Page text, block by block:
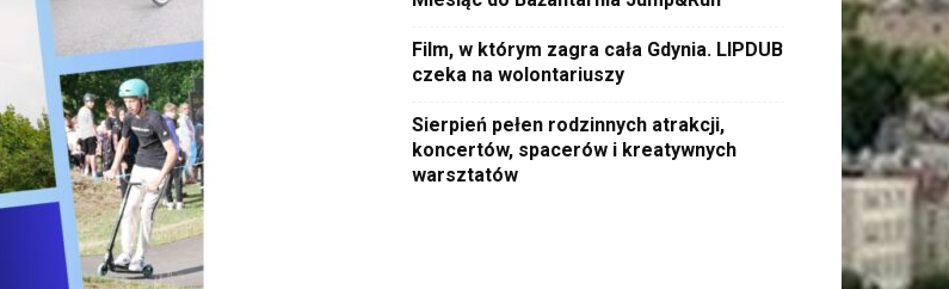
Film, w którym zagra cała Gdynia. LIPDUB
czeka na wolontariuszy
Sierpień pełen rodzinnych atrakcji,
koncertów, spacerów i kreatywnych
warsztatów